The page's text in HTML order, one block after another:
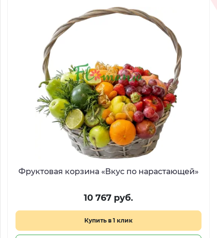
Фруктовая корзина «Вкус по нарастающей»
10 767 руб.
Купить в 1 клик